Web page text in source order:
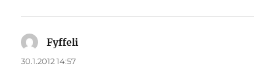
Fyffeli
30.1.2012 14:57